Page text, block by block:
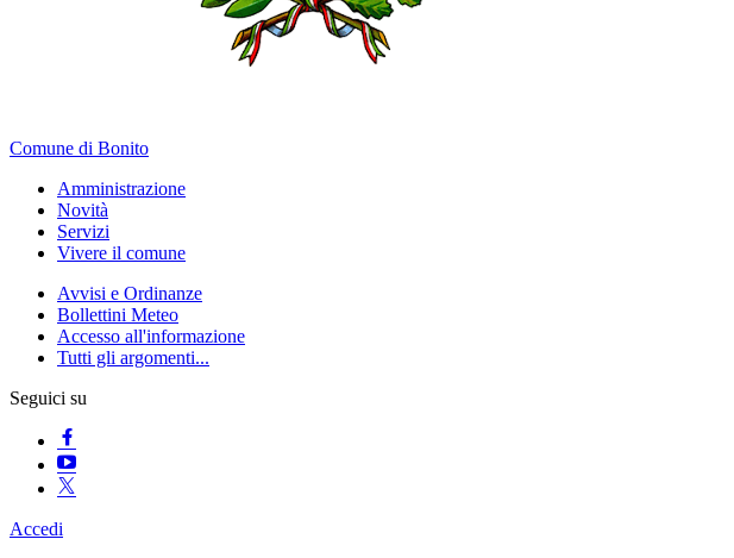
Comune di Bonito
Amministrazione
Novità
Servizi
Vivere il comune
Avvisi e Ordinanze
Bollettini Meteo
Accesso all'informazione
Tutti gli argomenti...
Seguici su
Accedi